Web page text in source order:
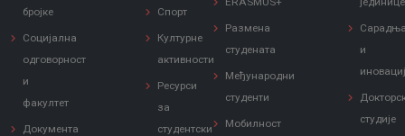
бројке
Социјална
одговорност
и
факултет
Документа
Спорт
Културне
активности
Ресурси
за
студентски
Размена
студената
Међународни
студенти
Мобилност
и
студије